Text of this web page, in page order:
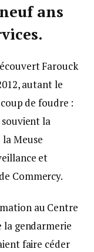
ans
Farouck
autant le
de foudre :
souvient la
la Meuse
et
Commercy.
au Centre
gendarmerie
faire céder